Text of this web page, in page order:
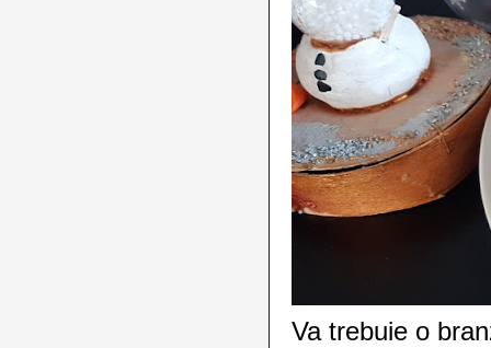
Va trebuie o